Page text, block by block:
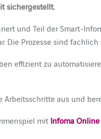
sichergestellt.
und Teil der
Die Prozesse sind
effizient zu
aus und
mit Infoma Online